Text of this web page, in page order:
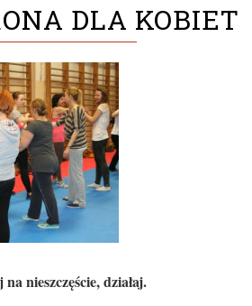
DLA KOBIET
nieszczęście, działaj.